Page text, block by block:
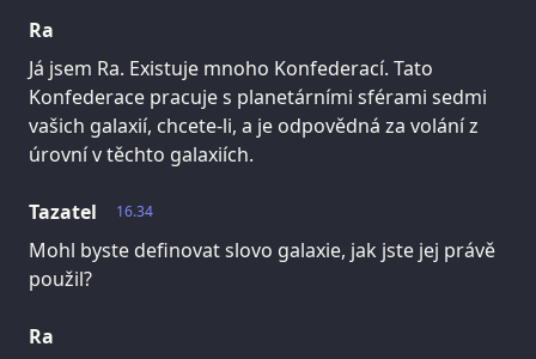
Ra
Já jsem Ra. Existuje mnoho Konfederací. Tato
Konfederace pracuje s planetárními sférami sedmi
vašich galaxií, chcete-li, a je odpovědná za volání z
úrovní v těchto galaxiích.
16.34
Tazatel
Mohl byste definovat slovo galaxie, jak jste jej právě
použil?
Ra